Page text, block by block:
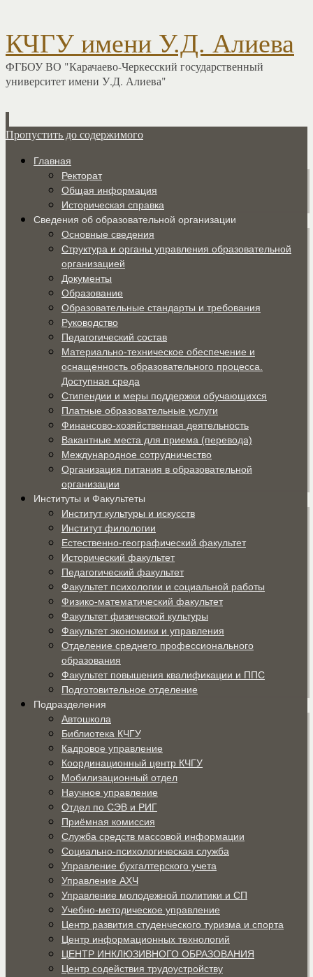
КЧГУ имени У.Д. Алиева
ФГБОУ ВО "Карачаево-Черкесский государственный
университет имени У.Д. Алиева"
Пропустить до содержимого
Главная
Ректорат
Общая информация
Историческая справка
Сведения об образовательной организации
Основные сведения
Структура и органы управления образовательной
организацией
Документы
Образование
Образовательные стандарты и требования
Руководство
Педагогический состав
Материально-техническое обеспечение и
оснащенность образовательного процесса.
Доступная среда
Стипендии и меры поддержки обучающихся
Платные образовательные услуги
Финансово-хозяйственная деятельность
Вакантные места для приема (перевода)
Международное сотрудничество
Организация питания в образовательной
организации
Институты и Факультеты
Институт культуры и искусств
Институт филологии
Естественно-географический факультет
Исторический факультет
Педагогический факультет
Факультет психологии и социальной работы
Физико-математический факультет
Факультет физической культуры
Факультет экономики и управления
Отделение среднего профессионального
образования
Факультет повышения квалификации и ППС
Подготовительное отделение
Подразделения
Автошкола
Библиотека КЧГУ
Кадровое управление
Координационный центр КЧГУ
Мобилизационный отдел
Научное управление
Отдел по СЭВ и РИГ
Приёмная комиссия
Служба средств массовой информации
Социально-психологическая служба
Управление бухгалтерского учета
Управление АХЧ
Управление молодежной политики и СП
Учебно-методическое управление
Центр развития студенческого туризма и спорта
Центр информационных технологий
ЦЕНТР ИНКЛЮЗИВНОГО ОБРАЗОВАНИЯ
Центр содействия трудоустройству